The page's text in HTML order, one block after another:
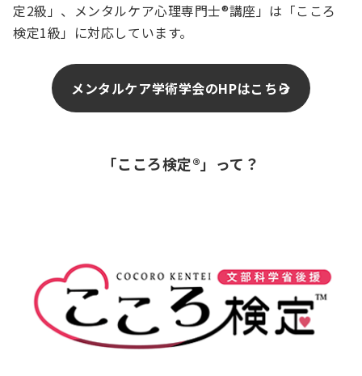
定2級」、メンタルケア心理専門士®講座」は「こころ
検定1級」に対応しています。
メンタルケア学術学会のHPはこちら
「こころ検定®」って？